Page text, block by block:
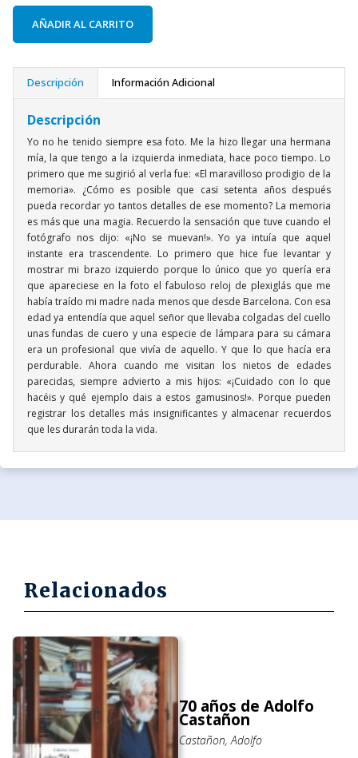
AÑADIR AL CARRITO
Descripción Información Adicional
Descripción
Yo no he tenido siempre esa foto. Me la hizo llegar una hermana
mía, la que tengo a la izquierda inmediata, hace poco tiempo. Lo
primero que me sugirió al verla fue: «El maravilloso prodigio de la
memoria». ¿Cómo es posible que casi setenta años después
pueda recordar yo tantos detalles de ese momento? La memoria
es más que una magia. Recuerdo la sensación que tuve cuando el
fotógrafo nos dijo: «¡No se muevan!». Yo ya intuía que aquel
instante era trascendente. Lo primero que hice fue levantar y
mostrar mi brazo izquierdo porque lo único que yo quería era
que apareciese en la foto el fabuloso reloj de plexiglás que me
había traído mi madre nada menos que desde Barcelona. Con esa
edad ya entendía que aquel señor que llevaba colgadas del cuello
unas fundas de cuero y una especie de lámpara para su cámara
era un profesional que vivía de aquello. Y que lo que hacía era
perdurable. Ahora cuando me visitan los nietos de edades
parecidas, siempre advierto a mis hijos: «¡Cuidado con lo que
hacéis y qué ejemplo dais a estos gamusinos!». Porque pueden
registrar los detalles más insignificantes y almacenar recuerdos
que les durarán toda la vida.
Relacionados
70 años de Adolfo
Castañon
Castañon, Adolfo